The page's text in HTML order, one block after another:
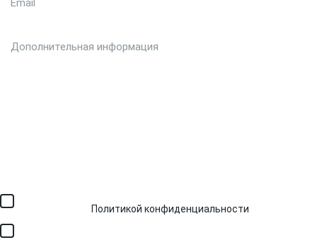
Политикой конфиденциальности